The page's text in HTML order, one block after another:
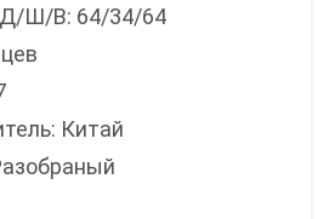
Д/Ш/В: 64/34/64
Китай